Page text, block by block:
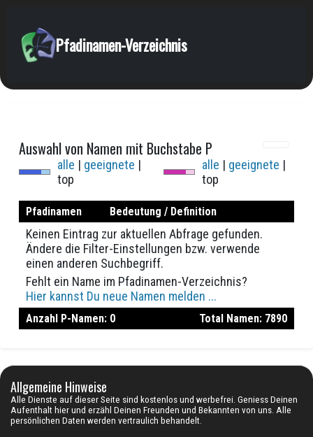
Pfadinamen-Verzeichnis
Auswahl von Namen mit Buchstabe P
alle | geeignete |
top
alle | geeignete |
top
Pfadinamen Bedeutung / Definition
Keinen Eintrag zur aktuellen Abfrage gefunden.
Ändere die Filter-Einstellungen bzw. verwende
einen anderen Suchbegriff.
Fehlt ein Name im Pfadinamen-Verzeichnis?
Hier kannst Du neue Namen melden ...
Anzahl P-Namen: 0 Total Namen: 7890
Allgemeine Hinweise
Alle Dienste auf dieser Seite sind kostenlos und werbefrei. Geniess Deinen
Aufenthalt hier und erzähl Deinen Freunden und Bekannten von uns. Alle
persönlichen Daten werden vertraulich behandelt.